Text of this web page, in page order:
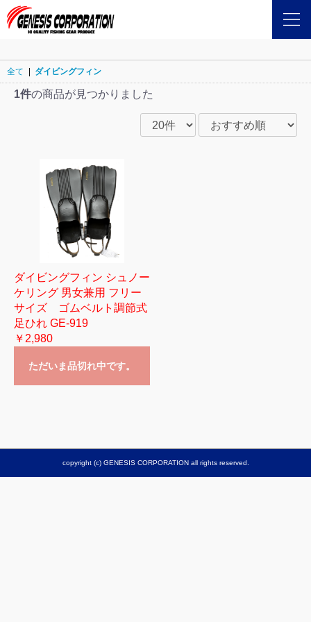
全て ダイビングフィン
1件の商品が見つかりました
ダイビングフィン シュノー
ケリング 男女兼用 フリー
サイズ ゴムベルト調節式
足ひれ GE-919
￥2,980
ただいま品切れ中です。
copyright (c) GENESIS CORPORATION all rights reserved.